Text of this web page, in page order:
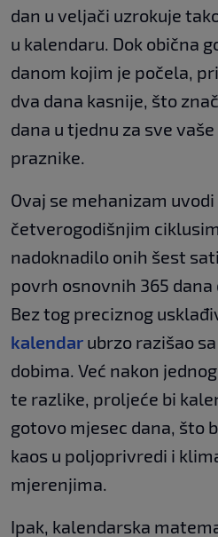
dan u veljači uzrokuje
u kalendaru. Dok obična
danom kojim je počela,
dva dana kasnije, što
dana u tjednu za sve
praznike.
Ovaj se mehanizam
četverogodišnjim
nadoknadilo onih šest
povrh osnovnih 365 dana
Bez tog preciznog
kalendar ubrzo razišao
dobima. Već nakon
te razlike, proljeće bi
gotovo mjesec dana, što
kaos u poljoprivredi i
mjerenjima.
Ipak, kalendarska